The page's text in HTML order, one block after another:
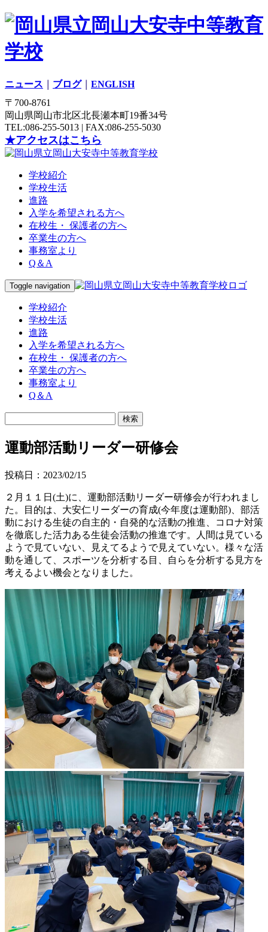
ニュース ブログ｜ ENGLISH
〒700-8761
岡山県岡山市北区北長瀬本町19番34号
TEL:086-255-5013 | FAX:086-255-5030
★アクセスはこちら
学校紹介
学校生活
進路
入学を希望される方へ
在校生・ 保護者の方へ
卒業生の方へ
事務室より
Q＆A
Toggle navigation
学校紹介
学校生活
進路
入学を希望される方へ
在校生・ 保護者の方へ
卒業生の方へ
事務室より
Q＆A
運動部活動リーダー研修会
投稿日：2023/02/15
２月１１日(土)に、運動部活動リーダー研修会が行われまし
た。目的は、大安仁リーダーの育成(今年度は運動部)、部活
動における生徒の自主的・自発的な活動の推進、コロナ対策
を徹底した活力ある生徒会活動の推進です。人間は見ている
ようで見ていない、見えてるようで見えていない。様々な活
動を通して、スポーツを分析する目、自らを分析する見方を
考えるよい機会となりました。